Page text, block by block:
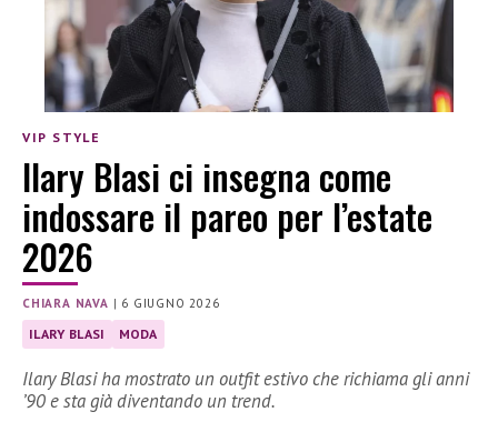
VIP STYLE
Ilary Blasi ci insegna come
indossare il pareo per l’estate
2026
CHIARA NAVA | 6 GIUGNO 2026
ILARY BLASI MODA
Ilary Blasi ha mostrato un outfit estivo che richiama gli anni
’90 e sta già diventando un trend.